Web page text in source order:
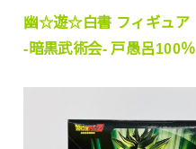
幽☆遊☆白書 フィギュア
-暗黒武術会- 戸愚呂100％